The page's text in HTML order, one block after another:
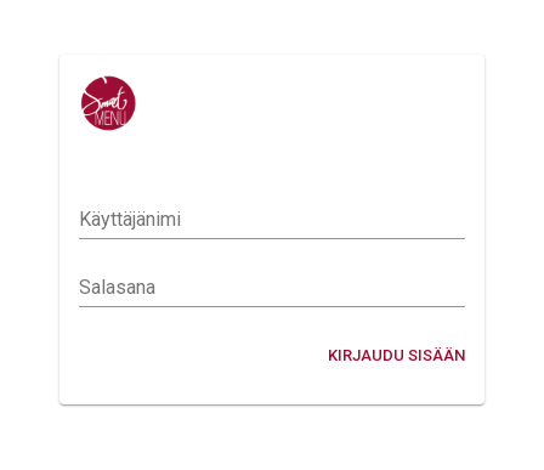
Käyttäjänimi
Salasana
KIRJAUDU SISÄÄN